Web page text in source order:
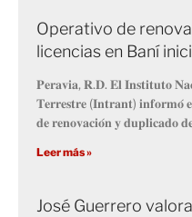
Operativo de
licencias en Baní
𝐏𝐞𝐫𝐚𝐯𝐢𝐚, 𝐑.𝐃. 𝐄𝐥 𝐈𝐧𝐬𝐭𝐢𝐭𝐮𝐭𝐨
𝐓𝐞𝐫𝐫𝐞𝐬𝐭𝐫𝐞 (𝐈𝐧𝐭𝐫𝐚𝐧𝐭) 𝐢𝐧𝐟𝐨𝐫𝐦𝐨́
𝐝𝐞 𝐫𝐞𝐧𝐨𝐯𝐚𝐜𝐢𝐨́𝐧 𝐲 𝐝𝐮𝐩𝐥𝐢𝐜𝐚𝐝𝐨 𝐝𝐞
Leer más »
José Guerrero